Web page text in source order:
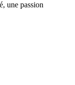
une passion